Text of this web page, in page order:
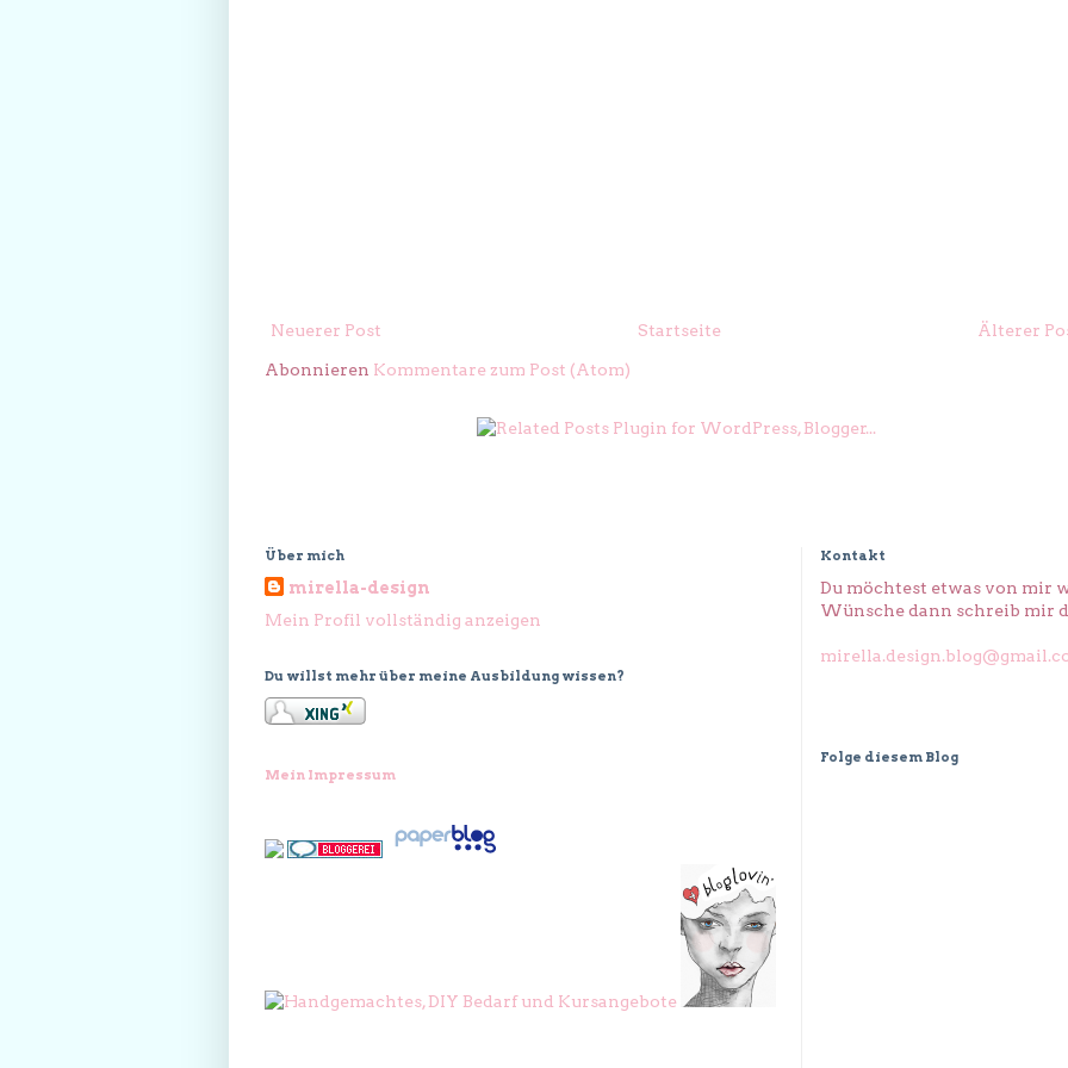
Neuerer Post Älterer
Startseite
Abonnieren Kommentare zum Post (Atom)
Über mich
mirella-design
Mein Profil vollständig anzeigen
Du willst mehr über meine Ausbildung wissen?
Mein Impressum
Kontakt
Du möchtest etwas von mir
Wünsche dann schreib mir
Folge diesem Blog